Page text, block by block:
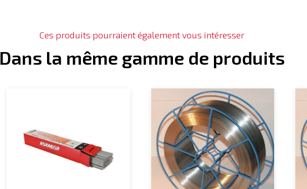
Ces produits pourraient également vous intéresser
Dans la même gamme de produits